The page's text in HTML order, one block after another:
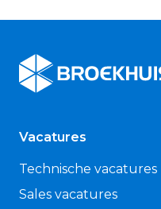
Broekhuis
Vacatures
Technische vacatures
Sales vacatures